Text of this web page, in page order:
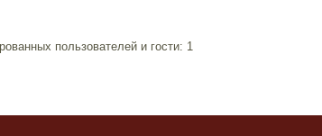
пользователей и гости: 1